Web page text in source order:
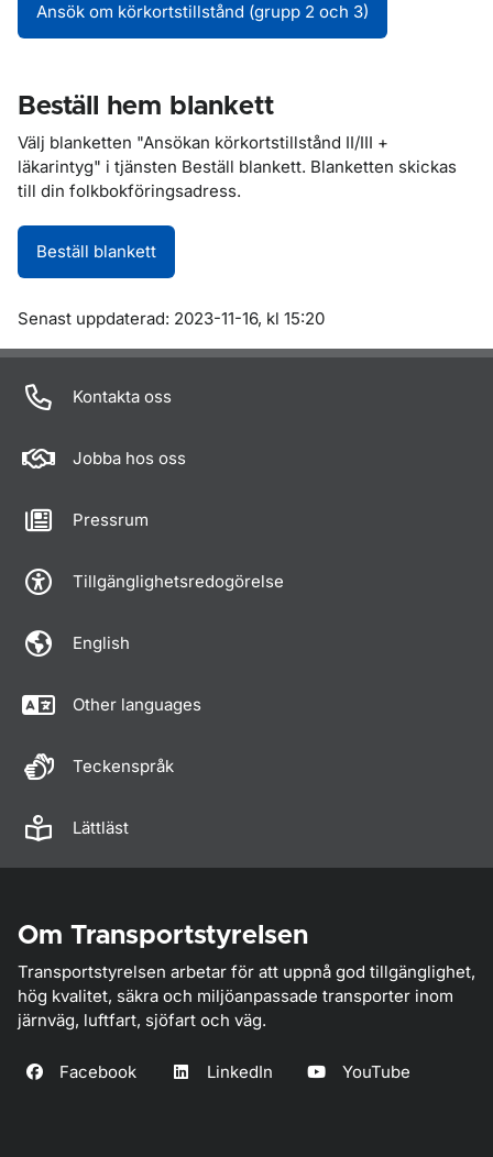
Ansök om körkortstillstånd (grupp 2 och 3)
Beställ hem blankett
Välj blanketten "Ansökan körkortstillstånd II/III +
läkarintyg" i tjänsten Beställ blankett. Blanketten skickas
till din folkbokföringsadress.
Beställ blankett
Om sidan
Senast uppdaterad: 2023-11-16, kl 15:20
Kontakta oss
Jobba hos oss
Pressrum
Tillgänglighetsredogörelse
English
Other languages
Teckenspråk
Lättläst
Om Transportstyrelsen
Transportstyrelsen arbetar för att uppnå god tillgänglighet,
hög kvalitet, säkra och miljöanpassade transporter inom
järnväg, luftfart, sjöfart och väg.
Facebook LinkedIn YouTube